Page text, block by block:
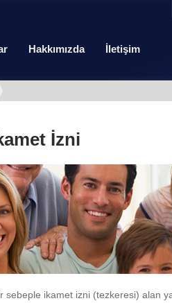
Hakkımızda İletişim
İzni
ikamet izni (tezkeresi) alan